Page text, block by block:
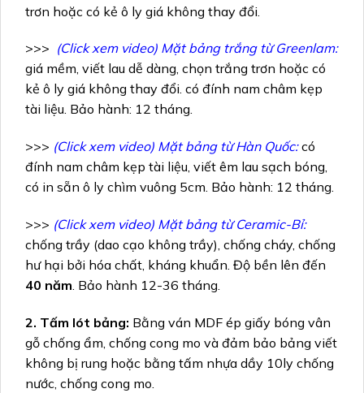
trơn hoặc có kẻ ô ly giá không thay đổi.
>>> (Click xem video) Mặt bảng trắng từ Greenlam:
giá mềm, viết lau dễ dàng, chọn trắng trơn hoặc có
kẻ ô ly giá không thay đổi. có đính nam châm kẹp
tài liệu. Bảo hành: 12 tháng.
>>> (Click xem video) Mặt bảng từ Hàn Quốc:có
đính nam châm kẹp tài liệu, viết êm lau sạch bóng,
có in sẵn ô ly chìm vuông 5cm. Bảo hành: 12 tháng.
>>> (Click xem video) Mặt bảng từ Ceramic-Bỉ:
chống trầy (dao cạo không trầy), chống cháy, chống
hư hại bởi hóa chất, kháng khuẩn. Độ bền lên đến
40 năm . Bảo hành 12-36 tháng.
2. Tấm lót bảng: Bằng ván MDF ép giấy bóng vân
gỗ chống ẩm, chống cong mo và đảm bảo bảng viết
không bị rung hoặc bằng tấm nhựa dầy 10ly chống
nước, chống cong mo.